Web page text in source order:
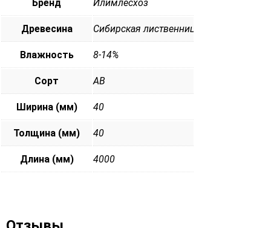
Бренд Илимлесхоз
Древесина Сибирская лиственница
Влажность 8-14%
Сорт АВ
Ширина (мм) 40
Толщина (мм) 40
Длина (мм) 4000